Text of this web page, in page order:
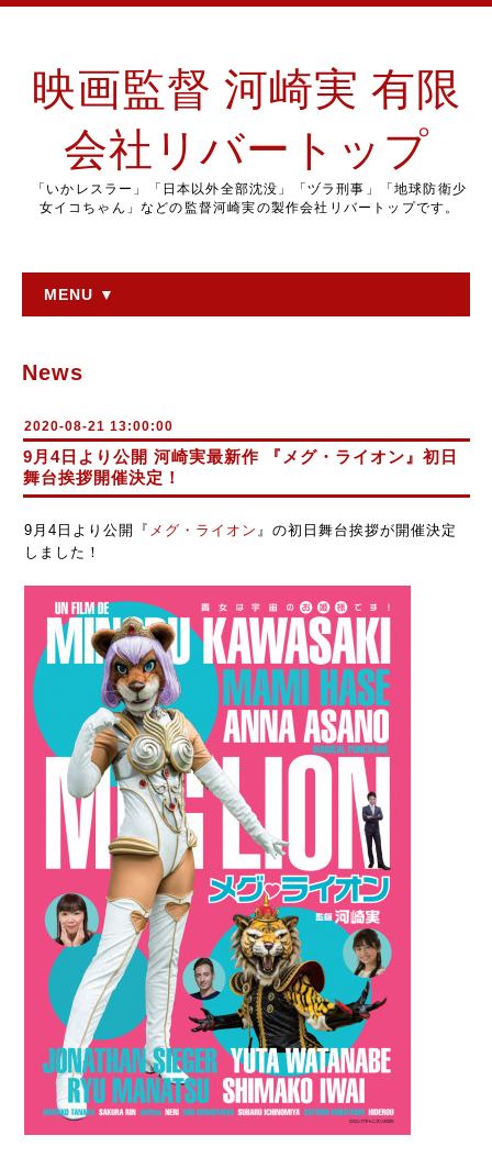
映画監督 河崎実 有限
会社リバートップ
「いかレスラー」「日本以外全部沈没」「ヅラ刑事」「地球防衛少
女イコちゃん」などの監督河崎実の製作会社リバートップです。
MENU ▼
News
2020-08-21 13:00:00
9月4日より公開 河崎実最新作 『メグ・ライオン』初日
舞台挨拶開催決定！
9月4日より公開『 メグ・ライオン 』の初日舞台挨拶が開催決定
しました！